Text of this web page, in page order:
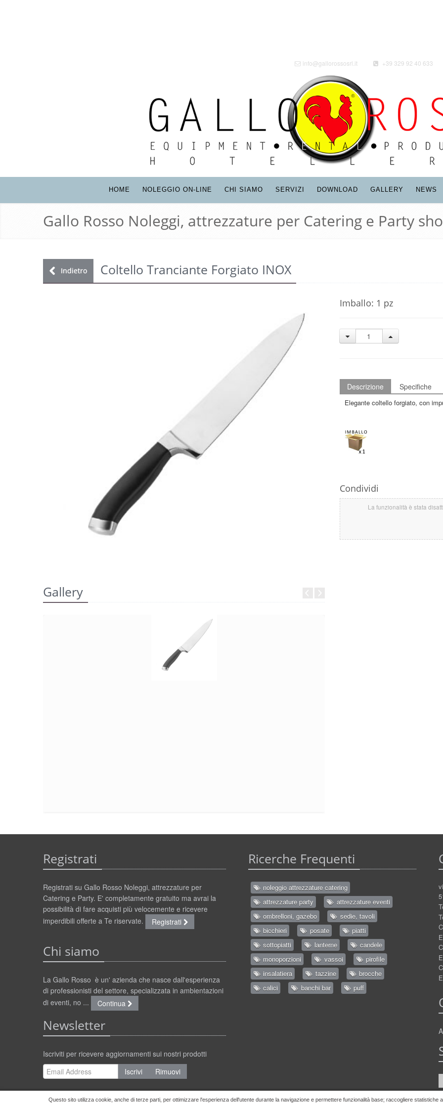
info@gallorossosrl.it +39 329 92 40 633
HOME NOLEGGIO ON-LINE CHI SIAMO SERVIZI DOWNLOAD GALLERY NEWS
Gallo Rosso Noleggi, attrezzature per Catering e Party
Indietro Coltello Tranciante Forgiato INOX
Gallery
Imballo: 1 pz
Descrizione Specifiche
Elegante coltello forgiato, con
Condividi
La funzionalità è stata
Questo sito utilizza cookie, anche di terze parti, per ottimizzare l'esperienza dell'utente durante la navigazione e permettere funzionalità base; raccogliere statistiche
Registrati
Registrati su Gallo Rosso Noleggi, attrezzature per
Catering e Party. E' completamente gratuito ma avrai la
possibilità di fare acquisti più velocemente e ricevere
imperdibili offerte a Te riservate.
Registrati
Chi siamo
La Gallo Rosso è un' azienda che nasce dall'esperienza
di professionisti del settore, specializzata in ambientazioni
di eventi, no ...
Continua
Newsletter
Iscriviti per ricevere aggiornamenti sui nostri prodotti
Iscrivi
Rimuovi
Ricerche Frequenti
noleggio attrezzature catering
attrezzature party
attrezzature eventi
ombrelloni, gazebo
sedie, tavoli
bicchieri
posate
piatti
sottopiatti
lanterne
candele
monoporzioni
vassoi
pirofile
insalatiera
tazzine
brocche
calici
banchi bar puff